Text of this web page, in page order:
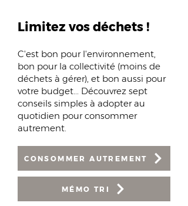
Limitez vos déchets !
C'est bon pour l'environnement,
bon pour la collectivité (moins de
déchets à gérer), et bon aussi pour
votre budget... Découvrez sept
conseils simples à adopter au
quotidien pour consommer
autrement.
CONSOMMER AUTREMENT
MÉMO TRI